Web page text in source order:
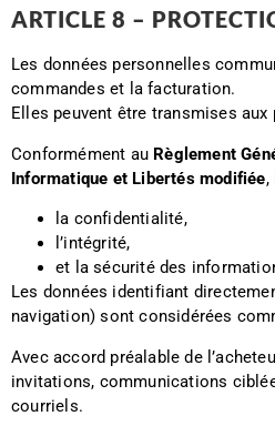
ARTICLE 8 –
Les données personnelles
commandes et la facturation.
Elles peuvent être transmises
Conformément au Règlement
Informatique et Libertés modifiée,
la confidentialité,
l’intégrité,
et la sécurité des
Les données identifiant
navigation) sont considérées
Avec accord préalable de
invitations, communications
courriels.